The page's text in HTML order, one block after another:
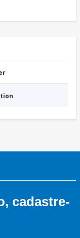
cadastre-